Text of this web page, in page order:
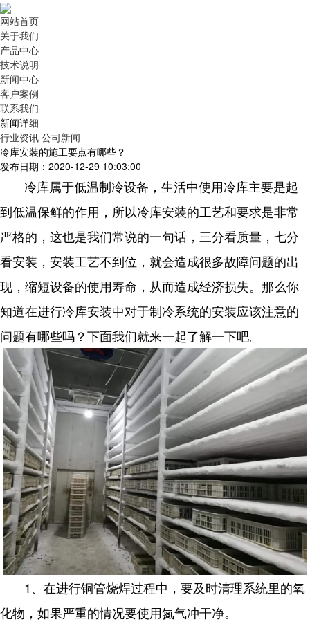
网站首页
关于我们
产品中心
技术说明
新闻中心
客户案例
联系我们
新闻详细
行业资讯 公司新闻
冷库安装的施工要点有哪些？
发布日期：2020-12-29 10:03:00
冷库属于低温制冷设备，生活中使用冷库主要是起
到低温保鲜的作用，所以冷库安装的工艺和要求是非常
严格的，这也是我们常说的一句话，三分看质量，七分
看安装，安装工艺不到位，就会造成很多故障问题的出
现，缩短设备的使用寿命，从而造成经济损失。那么你
知道在进行冷库安装中对于制冷系统的安装应该注意的
问题有哪些吗？下面我们就来一起了解一下吧。
1、在进行铜管烧焊过程中，要及时清理系统里的氧
化物，如果严重的情况要使用氮气冲干净。